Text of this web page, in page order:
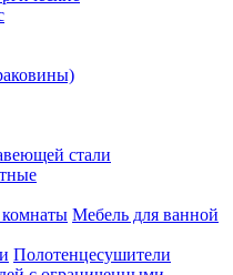
стали
Мебель для ванной
Полотенцесушители